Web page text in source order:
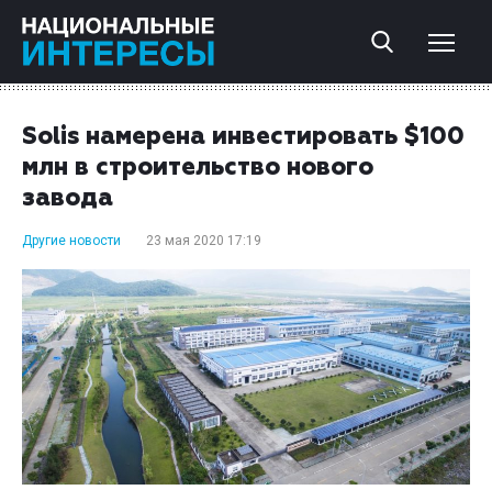
Solis намерена инвестировать $100
млн в строительство нового
завода
Другие новости 23 мая 2020 17:19